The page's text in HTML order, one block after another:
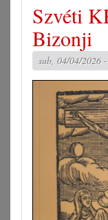
stoveto
Szvéti
Bizonji
sub, 04/04/2026